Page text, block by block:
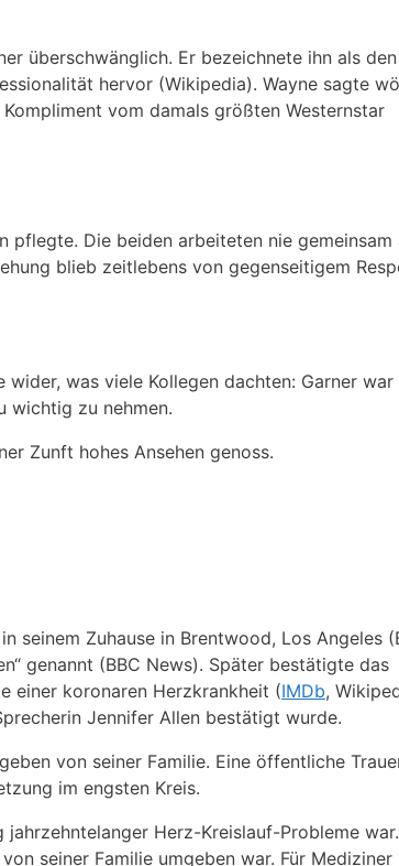
überschwänglich. Er bezeichnete ihn als
hervor (Wikipedia). Wayne sagte
vom damals größten Westernstar
pflegte. Die beiden arbeiteten nie gemeinsam
blieb zeitlebens von gegenseitigem
was viele Kollegen dachten: Garner war
wichtig zu nehmen.
Zunft hohes Ansehen genoss.
seinem Zuhause in Brentwood, Los Angeles
genannt (BBC News). Später bestätigte das
einer koronaren Herzkrankheit (IMDb,
Jennifer Allen bestätigt wurde.
von seiner Familie. Eine öffentliche
im engsten Kreis.
Herz-Kreislauf-Probleme
seiner Familie umgeben war. Für Mediziner